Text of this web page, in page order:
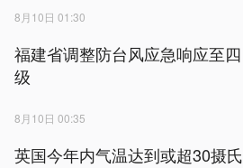
8月10日 01:30
福建省调整防台风应急响应至四
级
8月10日 00:35
英国今年内气温达到或超30摄氏